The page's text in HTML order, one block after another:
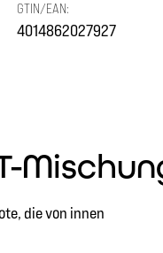
GTIN/EAN:
4014862027927
die von innen